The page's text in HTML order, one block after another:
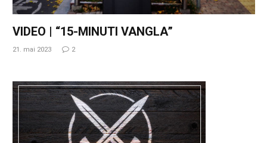
VIDEO | “15-MINUTI VANGLA”
21. mai 2023 2